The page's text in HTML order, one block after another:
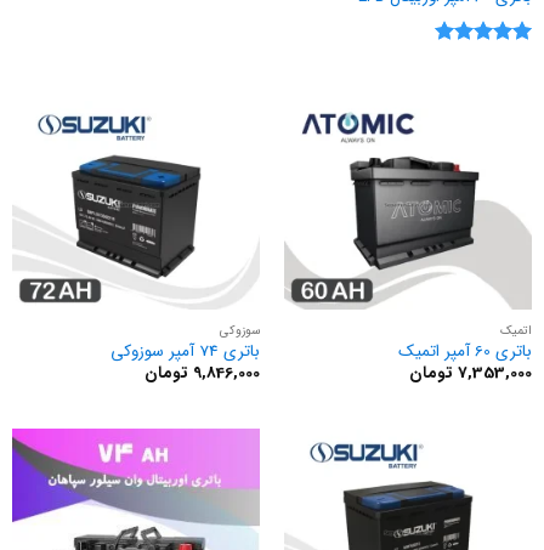
اتمیک
باتری 60 آمپر اتمیک
7,353,000 تومان
سوزوکی
باتری 74 آمپر سوزوکی
9,846,000 تومان